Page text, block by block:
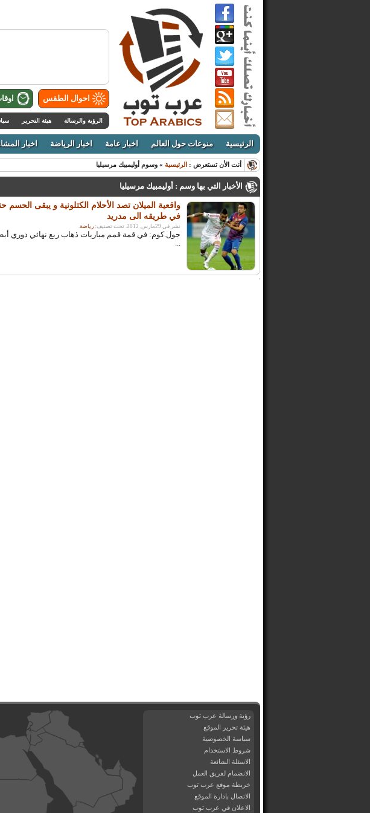
احوال الطقس
الرؤية والرسالة هيئة التحرير
الرئيسية منوعات حول العالم اخبار عامة اخبار الرياضة اخبار
أنت الأن تستعرض : الرئيسية » وسوم أوليمبيك مرسيليا
الأخبار التي بها وسم : أوليمبيك مرسيليا
واقعية الميلان تصد الأحلام الكتلونية و يبقى الحسم
في طريقه الى مدريد
نشر فى 29مارس, 2012. تحت تصنيف: رياضة.
جول.كوم: في قمة قمم مباريات ذهاب ربع نهائي دوري
...
رؤية ورسالة عرب توب
هيئة تحرير الموقع
سياسة الخصوصية
شروط الاستخدام
الاسئلة الشائعة
الانضمام لفريق العمل
خريطة موقع عرب توب
الاتصال بادارة الموقع
الاعلان في عرب توب